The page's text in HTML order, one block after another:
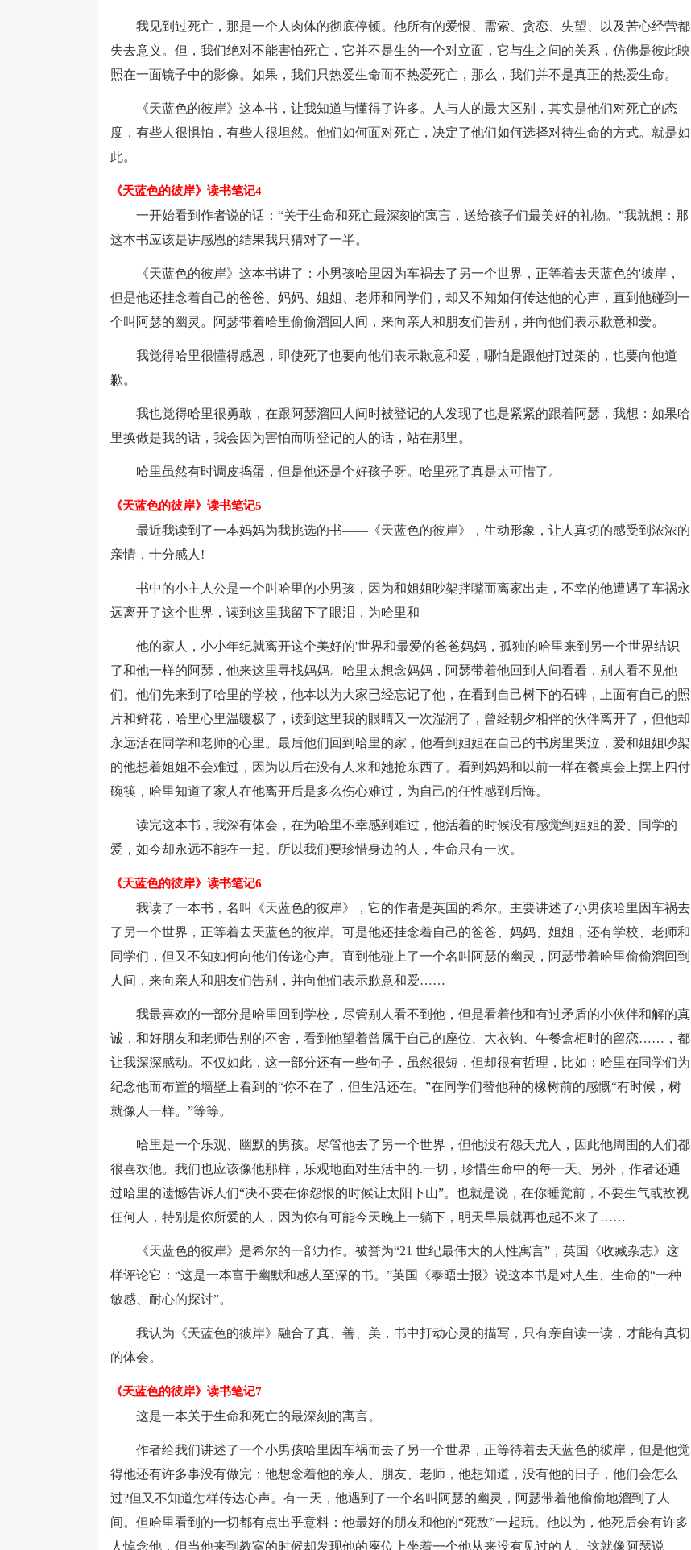
我见到过死亡，那是一个人肉体的彻底停顿。他所有的爱恨、需索、贪恋、失望、以及苦心经营都
失去意义。但，我们绝对不能害怕死亡，它并不是生的一个对立面，它与生之间的关系，仿佛是彼此映
照在一面镜子中的影像。如果，我们只热爱生命而不热爱死亡，那么，我们并不是真正的热爱生命。
《天蓝色的彼岸》这本书，让我知道与懂得了许多。人与人的最大区别，其实是他们对死亡的态
度，有些人很惧怕，有些人很坦然。他们如何面对死亡，决定了他们如何选择对待生命的方式。就是如
此。
《天蓝色的彼岸》读书笔记4
一开始看到作者说的话：“关于生命和死亡最深刻的寓言，送给孩子们最美好的礼物。”我就想：那
这本书应该是讲感恩的结果我只猜对了一半。
《天蓝色的彼岸》这本书讲了：小男孩哈里因为车祸去了另一个世界，正等着去天蓝色的'彼岸，
但是他还挂念着自己的爸爸、妈妈、姐姐、老师和同学们，却又不知如何传达他的心声，直到他碰到一
个叫阿瑟的幽灵。阿瑟带着哈里偷偷溜回人间，来向亲人和朋友们告别，并向他们表示歉意和爱。
我觉得哈里很懂得感恩，即使死了也要向他们表示歉意和爱，哪怕是跟他打过架的，也要向他道
歉。
我也觉得哈里很勇敢，在跟阿瑟溜回人间时被登记的人发现了也是紧紧的跟着阿瑟，我想：如果哈
里换做是我的话，我会因为害怕而听登记的人的话，站在那里。
哈里虽然有时调皮捣蛋，但是他还是个好孩子呀。哈里死了真是太可惜了。
《天蓝色的彼岸》读书笔记5
最近我读到了一本妈妈为我挑选的书——《天蓝色的彼岸》，生动形象，让人真切的感受到浓浓的
亲情，十分感人!
书中的小主人公是一个叫哈里的小男孩，因为和姐姐吵架拌嘴而离家出走，不幸的他遭遇了车祸永
远离开了这个世界，读到这里我留下了眼泪，为哈里和
他的家人，小小年纪就离开这个美好的'世界和最爱的爸爸妈妈，孤独的哈里来到另一个世界结识
了和他一样的阿瑟，他来这里寻找妈妈。哈里太想念妈妈，阿瑟带着他回到人间看看，别人看不见他
们。他们先来到了哈里的学校，他本以为大家已经忘记了他，在看到自己树下的石碑，上面有自己的照
片和鲜花，哈里心里温暖极了，读到这里我的眼睛又一次湿润了，曾经朝夕相伴的伙伴离开了，但他却
永远活在同学和老师的心里。最后他们回到哈里的家，他看到姐姐在自己的书房里哭泣，爱和姐姐吵架
的他想着姐姐不会难过，因为以后在没有人来和她抢东西了。看到妈妈和以前一样在餐桌会上摆上四付
碗筷，哈里知道了家人在他离开后是多么伤心难过，为自己的任性感到后悔。
读完这本书，我深有体会，在为哈里不幸感到难过，他活着的时候没有感觉到姐姐的爱、同学的
爱，如今却永远不能在一起。所以我们要珍惜身边的人，生命只有一次。
《天蓝色的彼岸》读书笔记6
我读了一本书，名叫《天蓝色的彼岸》，它的作者是英国的希尔。主要讲述了小男孩哈里因车祸去
了另一个世界，正等着去天蓝色的彼岸。可是他还挂念着自己的爸爸、妈妈、姐姐，还有学校、老师和
同学们，但又不知如何向他们传递心声。直到他碰上了一个名叫阿瑟的幽灵，阿瑟带着哈里偷偷溜回到
人间，来向亲人和朋友们告别，并向他们表示歉意和爱……
我最喜欢的一部分是哈里回到学校，尽管别人看不到他，但是看着他和有过矛盾的小伙伴和解的真
诚，和好朋友和老师告别的不舍，看到他望着曾属于自己的座位、大衣钩、午餐盒柜时的留恋……，都
让我深深感动。不仅如此，这一部分还有一些句子，虽然很短，但却很有哲理，比如：哈里在同学们为
纪念他而布置的墙壁上看到的“你不在了，但生活还在。”在同学们替他种的橡树前的感慨“有时候，树
就像人一样。”等等。
哈里是一个乐观、幽默的男孩。尽管他去了另一个世界，但他没有怨天尤人，因此他周围的人们都
很喜欢他。我们也应该像他那样，乐观地面对生活中的.一切，珍惜生命中的每一天。另外，作者还通
过哈里的遗憾告诉人们“决不要在你怨恨的时候让太阳下山”。也就是说，在你睡觉前，不要生气或敌视
任何人，特别是你所爱的人，因为你有可能今天晚上一躺下，明天早晨就再也起不来了……
《天蓝色的彼岸》是希尔的一部力作。被誉为“21 世纪最伟大的人性寓言”，英国《收藏杂志》这
样评论它：“这是一本富于幽默和感人至深的书。”英国《泰晤士报》说这本书是对人生、生命的“一种
敏感、耐心的探讨”。
我认为《天蓝色的彼岸》融合了真、善、美，书中打动心灵的描写，只有亲自读一读，才能有真切
的体会。
《天蓝色的彼岸》读书笔记7
这是一本关于生命和死亡的最深刻的寓言。
作者给我们讲述了一个小男孩哈里因车祸而去了另一个世界，正等待着去天蓝色的彼岸，但是他觉
得他还有许多事没有做完：他想念着他的亲人、朋友、老师，他想知道，没有他的日子，他们会怎么
过?但又不知道怎样传达心声。有一天，他遇到了一个名叫阿瑟的幽灵，阿瑟带着他偷偷地溜到了人
间。但哈里看到的一切都有点出乎意料：他最好的朋友和他的“死敌”一起玩。他以为，他死后会有许多
人悼念他，但当他来到教室的时候却发现他的座位上坐着一个他从来没有见过的人。这就像阿瑟说